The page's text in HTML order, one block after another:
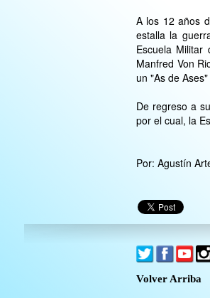
A los 12 años
estalla la
Escuela
Manfred Von
un "As de
De regreso a
por el cual, la
Por: Agustín
Volver Arriba